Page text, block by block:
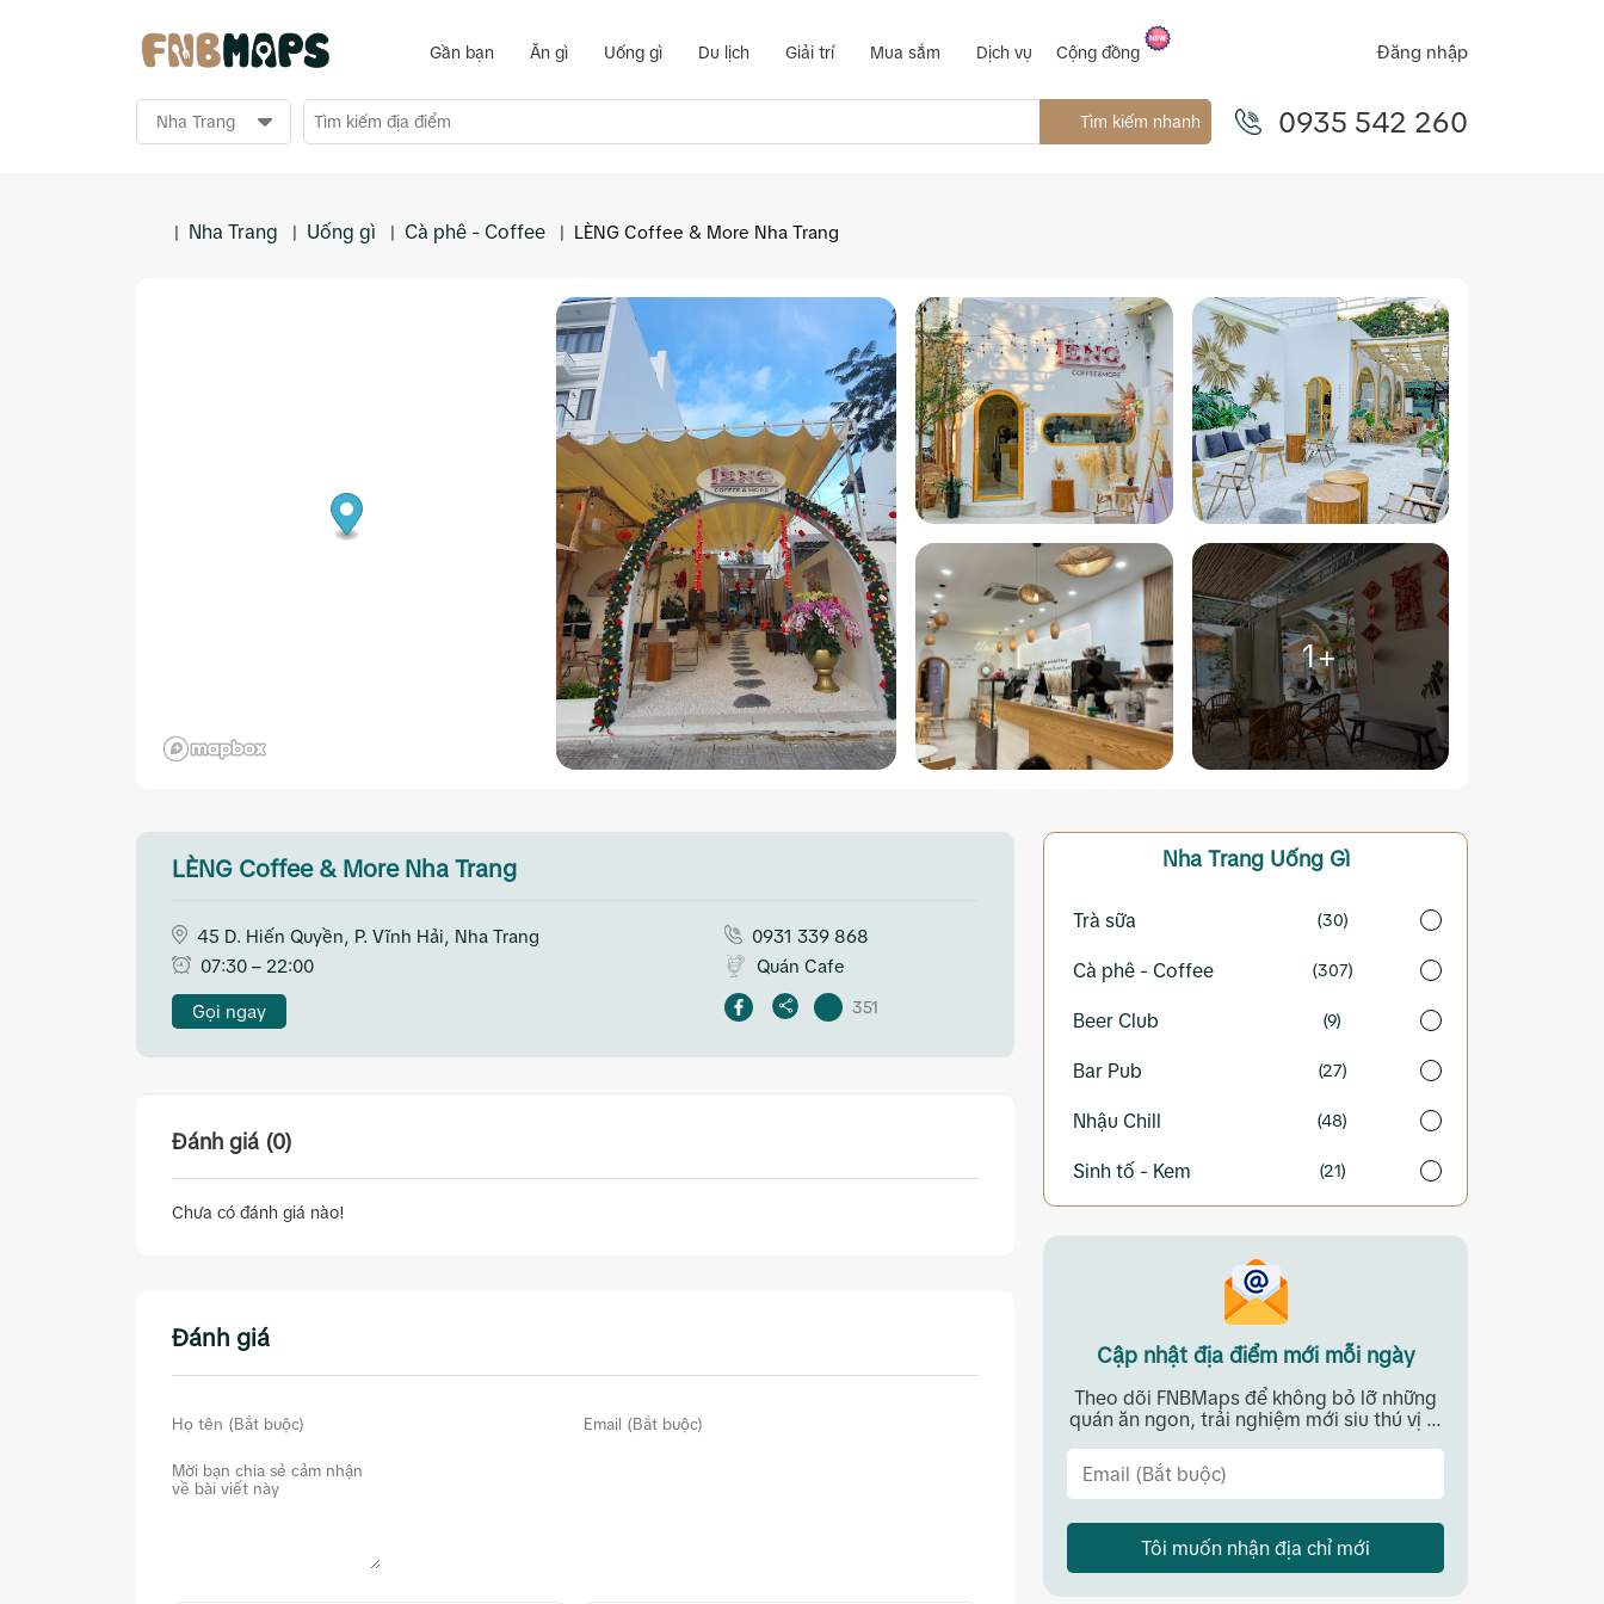
Gần bạn Ăn gì Uống gì Du lịch Giải trí Mua sắm Dịch vụ Cộng đồng Đăng nhập
Tìm kiếm nhanh 0935 542 260
| Nha Trang | Uống gì | Cà phê - Coffee | LÈNG Coffee & More Nha Trang
1+
LÈNG Coffee & More Nha Trang
45 D. Hiến Quyền, P. Vĩnh Hải, Nha Trang
0931 339 868
07:30 – 22:00
Quán Cafe
Gọi ngay 351
Đánh giá (0)
Chưa có đánh giá nào!
Đánh giá
Nha Trang Uống Gì
Trà sữa (30)
Cà phê - Coffee (307)
Beer Club (9)
Bar Pub (27)
Nhậu Chill (48)
Sinh tố - Kem (21)
Cập nhật địa điểm mới mỗi ngày
Theo dõi FNBMaps để không bỏ lỡ những
quán ăn ngon, trải nghiệm mới siu thú vị ...
Tôi muốn nhận địa chỉ mới